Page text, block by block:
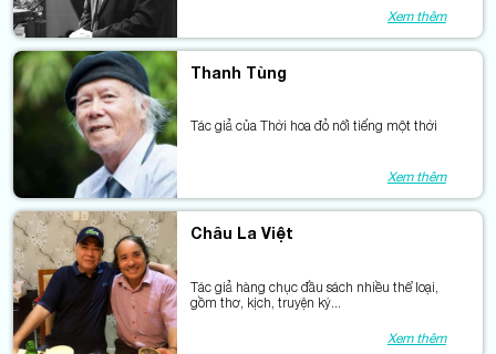
Xem thêm
Thanh Tùng
Tác giả của Thời hoa đỏ nổi tiếng một thời
Xem thêm
Châu La Việt
Tác giả hàng chục đầu sách nhiều thể loại,
gồm thơ, kịch, truyện ký...
Xem thêm